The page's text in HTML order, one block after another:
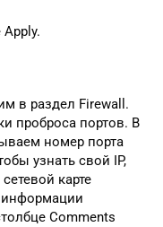
в раздел Firewall.
проброса портов. В
номер порта
узнать свой IP,
карте
информации
Comments